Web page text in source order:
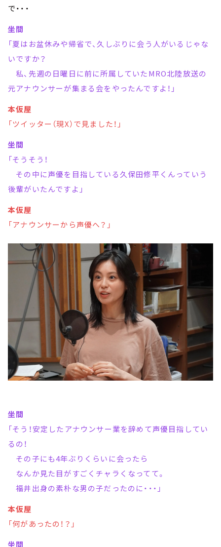
で・・・
坐間
「夏はお盆休みや帰省で、久しぶりに会う人がいるじゃな
いですか？
私、先週の日曜日に前に所属していたMRO北陸放送の
元アナウンサーが集まる会をやったんですよ！」
本仮屋
「ツイッター（現X）で見ました！」
坐間
「そうそう！
その中に声優を目指している久保田修平くんっていう
後輩がいたんですよ」
本仮屋
「アナウンサーから声優へ？」
坐間
「そう！安定したアナウンサー業を辞めて声優目指してい
るの！
その子にも4年ぶりくらいに会ったら
なんか見た目がすごくチャラくなってて。
福井出身の素朴な男の子だったのに・・・」
本仮屋
「何があったの！？」
坐間